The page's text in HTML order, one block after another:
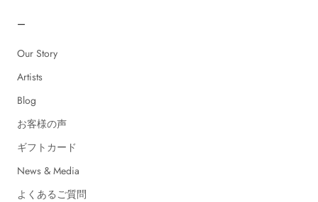
ー
Our Story
Artists
Blog
お客様の声
ギフトカード
News & Media
よくあるご質問